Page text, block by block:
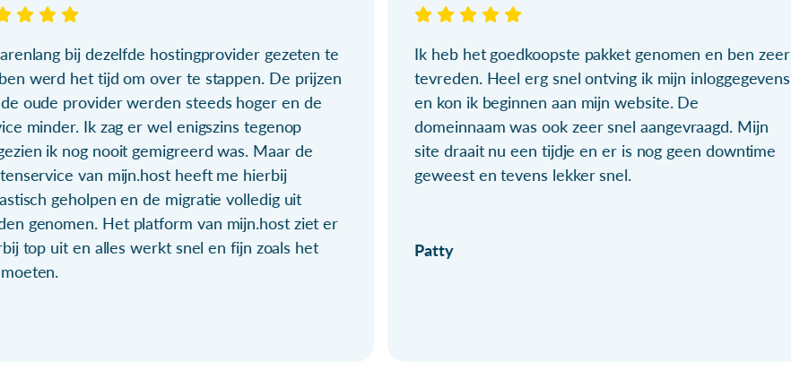
bij dezelfde hostingprovider gezeten te
werd het tijd om over te stappen. De prijzen
oude provider werden steeds hoger en de
minder. Ik zag er wel enigszins tegenop
ik nog nooit gemigreerd was. Maar de
van mijn.host heeft me hierbij
geholpen en de migratie volledig uit
genomen. Het platform van mijn.host ziet er
top uit en alles werkt snel en fijn zoals het
Ik heb het goedkoopste pakket genomen en ben zeer
tevreden. Heel erg snel ontving ik mijn inloggegevens
en kon ik beginnen aan mijn website. De
domeinnaam was ook zeer snel aangevraagd. Mijn
site draait nu een tijdje en er is nog geen downtime
geweest en tevens lekker snel.
Patty